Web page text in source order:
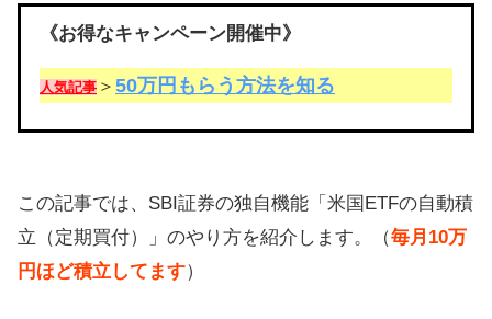
《お得なキャンペーン開催中》
人気記事 ＞ 50万円もらう方法を知る
この記事では、SBI証券の独自機能「米国ETFの自動積
立（定期買付）」のやり方を紹介します。（毎月10万
円ほど積立してます）